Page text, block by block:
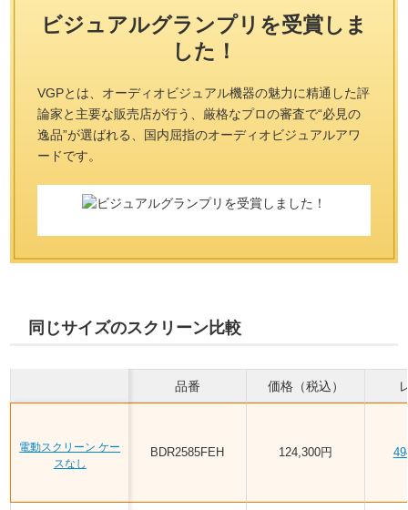
ビジュアルグランプリを受賞しま
した！
VGPとは、オーディオビジュアル機器の魅力に精通した評
論家と主要な販売店が行う、 厳格なプロの審査で“必見の
逸品”が選ばれる、国内屈指のオーディオビジュアルアワ
ードです。
同じサイズのスクリーン比較
電動スクリーン ケー
スなし
品番
BDR2585FEH
価格（税込）
124,300円